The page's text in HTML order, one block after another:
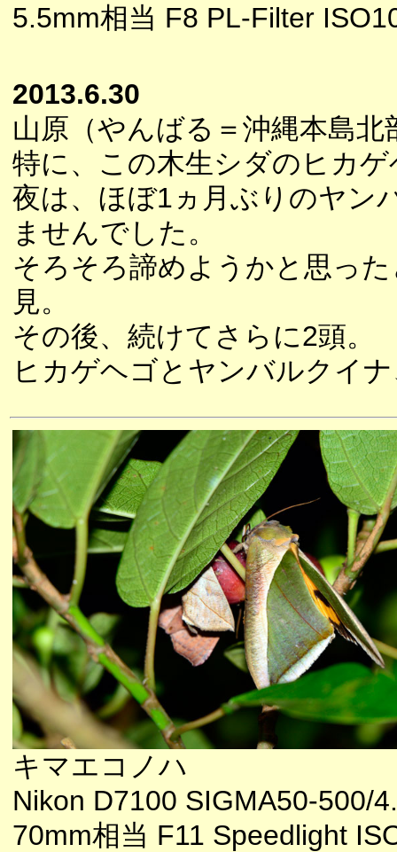
5.5mm相当 F8 PL-Filter
2013.6.30
山原（やんばる＝沖縄本島
特に、この木生シダのヒカ
夜は、ほぼ1ヵ月ぶりのヤン
ませんでした。
そろそろ諦めようかと思っ
見。
その後、続けてさらに2頭。
ヒカゲヘゴとヤンバルクイ
キマエコノハ
Nikon D7100 SIGMA50-500/
70mm相当 F11 Speedlight